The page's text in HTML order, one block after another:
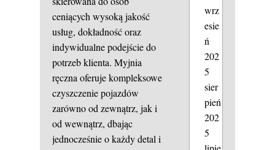
ceniących wysoką jakość
usług, dokładność oraz
indywidualne podejście do
potrzeb klienta. Myjnia
ręczna oferuje kompleksowe
czyszczenie pojazdów
zarówno od zewnątrz, jak i
od wewnątrz, dbając
jednocześnie o każdy detal i
wrz
esie
ń
202
5
sier
pień
202
5